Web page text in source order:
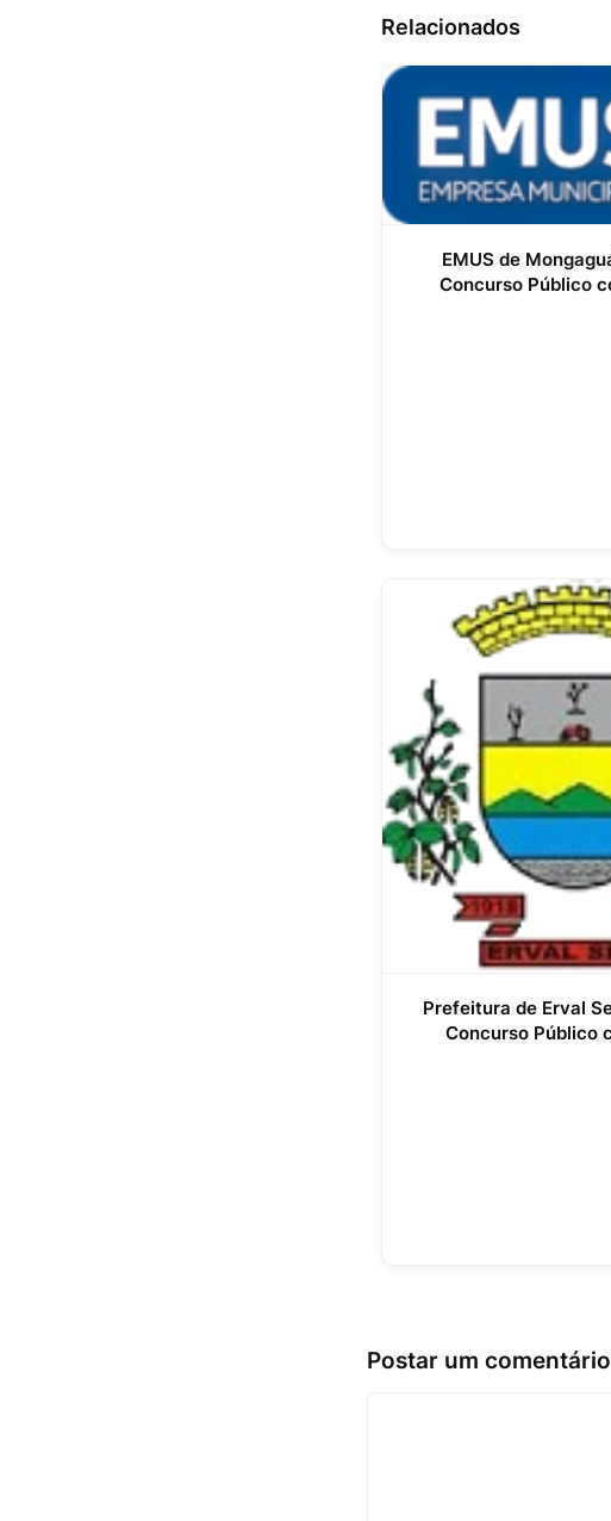
Relacionados
EMUS de
Concurso Público
Prefeitura de Erval
Concurso Público
Postar um comentário